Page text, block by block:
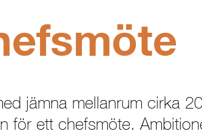
jämna mellanrum cirka
för ett chefsmöte.